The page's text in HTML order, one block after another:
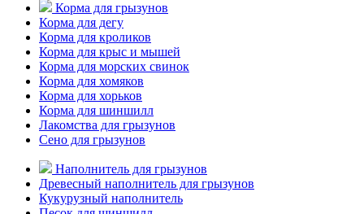
Корма для грызунов
Корма для дегу
Корма для кроликов
Корма для крыс и мышей
Корма для морских свинок
Корма для хомяков
Корма для хорьков
Корма для шиншилл
Лакомства для грызунов
Сено для грызунов
Наполнитель для грызунов
Древесный наполнитель для грызунов
Кукурузный наполнитель